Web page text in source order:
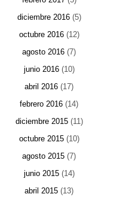
diciembre 2016(5)
octubre 2016(12)
agosto 2016 (7)
junio 2016(10)
abril 2016 (17)
febrero 2016 (14)
diciembre 2015(11)
octubre 2015(10)
agosto 2015 (7)
junio 2015(14)
abril 2015 (13)